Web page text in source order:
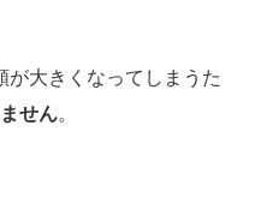
が大きくなってしまうた
せん。